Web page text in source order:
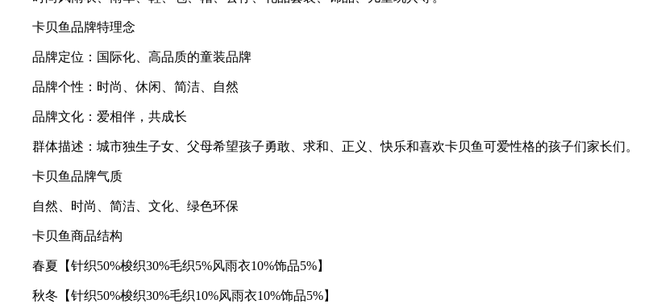
卡贝鱼品牌特理念
品牌定位：国际化、高品质的童装品牌
品牌个性：时尚、休闲、简洁、自然
品牌文化：爱相伴，共成长
群体描述：城市独生子女、父母希望孩子勇敢、求和、正义、快乐和喜欢卡贝鱼可爱性格的孩子们家长们。
卡贝鱼品牌气质
自然、时尚、简洁、文化、绿色环保
卡贝鱼商品结构
春夏【针织50%梭织30%毛织5%风雨衣10%饰品5%】
秋冬【针织50%梭织30%毛织10%风雨衣10%饰品5%】